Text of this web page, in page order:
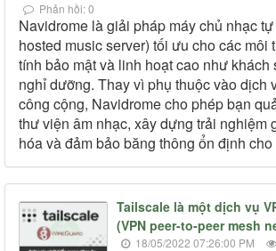
Phản hồi: 0
Navidrome là giải pháp máy chủ nhạc
hosted music server) tối ưu cho các môi
tính bảo mật và linh hoạt cao như khách
nghỉ dưỡng. Thay vì phụ thuộc vào dịch
công cộng, Navidrome cho phép bạn
thư viện âm nhạc, xây dựng trải nghiệm
hóa và đảm bảo băng thông ổn định
Tailscale là một dịch vụ
(VPN peer-to-peer mesh
18/05/2022 07:26:00 PM